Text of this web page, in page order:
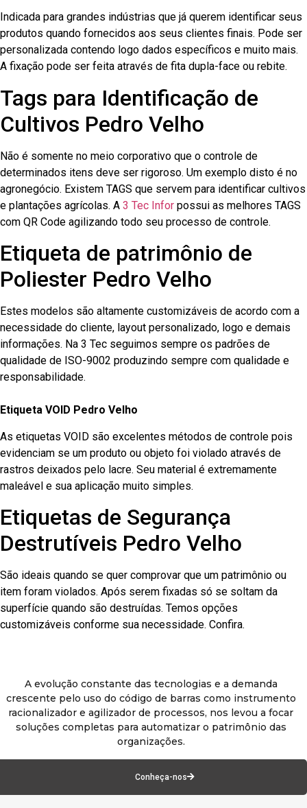
Indicada para grandes indústrias que já querem identificar seus
produtos quando fornecidos aos seus clientes finais. Pode ser
personalizada contendo logo dados específicos e muito mais.
A fixação pode ser feita através de fita dupla-face ou rebite.
Tags para Identificação de
Cultivos Pedro Velho
Não é somente no meio corporativo que o controle de
determinados itens deve ser rigoroso. Um exemplo disto é no
agronegócio. Existem TAGS que servem para identificar cultivos
e plantações agrícolas. A 3 Tec Infor possui as melhores TAGS
com QR Code agilizando todo seu processo de controle.
Etiqueta de patrimônio de
Poliester Pedro Velho
Estes modelos são altamente customizáveis de acordo com a
necessidade do cliente, layout personalizado, logo e demais
informações. Na 3 Tec seguimos sempre os padrões de
qualidade de ISO-9002 produzindo sempre com qualidade e
responsabilidade.
Etiqueta VOID Pedro Velho
As etiquetas VOID são excelentes métodos de controle pois
evidenciam se um produto ou objeto foi violado através de
rastros deixados pelo lacre. Seu material é extremamente
maleável e sua aplicação muito simples.
Etiquetas de Segurança
Destrutíveis Pedro Velho
São ideais quando se quer comprovar que um patrimônio ou
item foram violados. Após serem fixadas só se soltam da
superfície quando são destruídas. Temos opções
customizáveis conforme sua necessidade. Confira.
A evolução constante das tecnologias e a demanda
crescente pelo uso do código de barras como instrumento
racionalizador e agilizador de processos, nos levou a focar
soluções completas para automatizar o patrimônio das
organizações.
Conheça-nos